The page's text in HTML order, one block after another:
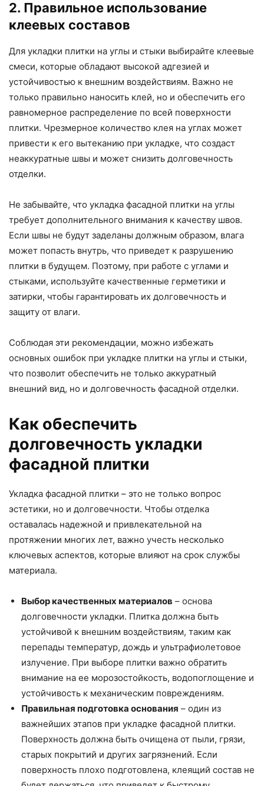
2. Правильное использование
клеевых составов
Для укладки плитки на углы и стыки выбирайте клеевые
смеси, которые обладают высокой адгезией и
устойчивостью к внешним воздействиям. Важно не
только правильно наносить клей, но и обеспечить его
равномерное распределение по всей поверхности
плитки. Чрезмерное количество клея на углах может
привести к его вытеканию при укладке, что создаст
неаккуратные швы и может снизить долговечность
отделки.
Не забывайте, что укладка фасадной плитки на углы
требует дополнительного внимания к качеству швов.
Если швы не будут заделаны должным образом, влага
может попасть внутрь, что приведет к разрушению
плитки в будущем. Поэтому, при работе с углами и
стыками, используйте качественные герметики и
затирки, чтобы гарантировать их долговечность и
защиту от влаги.
Соблюдая эти рекомендации, можно избежать
основных ошибок при укладке плитки на углы и стыки,
что позволит обеспечить не только аккуратный
внешний вид, но и долговечность фасадной отделки.
Как обеспечить
долговечность укладки
фасадной плитки
Укладка фасадной плитки – это не только вопрос
эстетики, но и долговечности. Чтобы отделка
оставалась надежной и привлекательной на
протяжении многих лет, важно учесть несколько
ключевых аспектов, которые влияют на срок службы
материала.
Выбор качественных материалов – основа
долговечности укладки. Плитка должна быть
устойчивой к внешним воздействиям, таким как
перепады температур, дождь и ультрафиолетовое
излучение. При выборе плитки важно обратить
внимание на ее морозостойкость, водопоглощение и
устойчивость к механическим повреждениям.
Правильная подготовка основания – один из
важнейших этапов при укладке фасадной плитки.
Поверхность должна быть очищена от пыли, грязи,
старых покрытий и других загрязнений. Если
поверхность плохо подготовлена, клеящий состав не